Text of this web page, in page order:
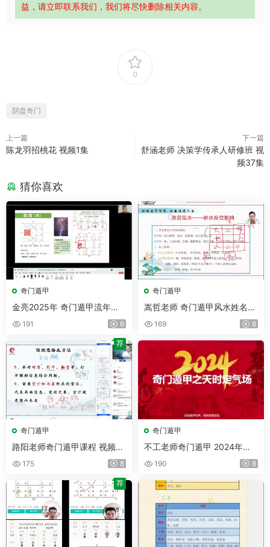
益，请立即联系我们，我们将尽快删除相关内容。
0
阴盘奇门
上一篇
陈龙羽招桃花 视频1集
下一篇
舒涵老师 决策学传承人研修班 视
频37集
猜你喜欢
奇门遁甲
金亮2025年 奇门遁甲流年财
局 视频11集
191 6
奇门遁甲
嵩哲老师 奇门遁甲风水姓名学
八字命理合集 视频79集
169 8
奇门遁甲
路阳老师奇门遁甲课程 视频4
3集175 8
荐
奇门遁甲
不工老师奇门遁甲 2024年课
程 视频+文档
190 8
荐